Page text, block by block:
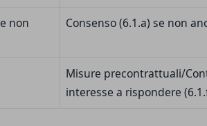
non
Consenso (6.1.a) se non
Misure precontrattuali/
interesse a rispondere